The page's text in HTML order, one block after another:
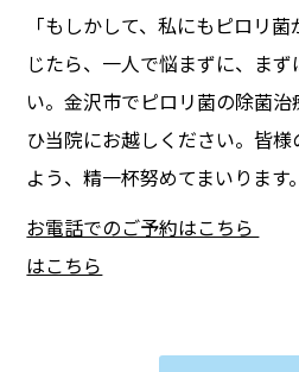
「もしかして、私にもピロリ
じたら、一人で悩まずに、ま
い。金沢市でピロリ菌の除菌
ひ当院にお越しください。皆
よう、精一杯努めてまいります。
お電話でのご予約はこちら
はこちら